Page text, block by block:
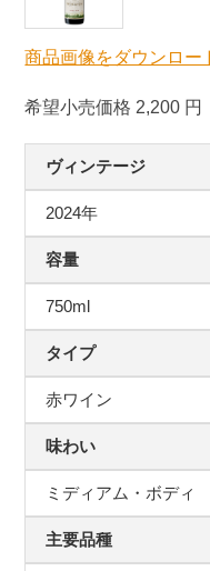
商品画像をダウンロー
希望小売価格 2,200 円
ヴィンテージ
2024年
容量
750ml
タイプ
赤ワイン
味わい
ミディアム・ボディ
主要品種